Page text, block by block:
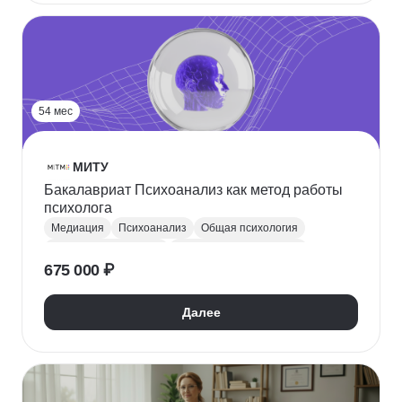
Социальная психология
Психология личности
54 мес
МИТУ
Бакалавриат Психоанализ как метод работы
психолога
Медиация Психоанализ
Общая психология
Экспериментальная психология
Психодиагностика
Психиатрия
Специальная психология
Корпоративная психология
675 000 ₽
Далее